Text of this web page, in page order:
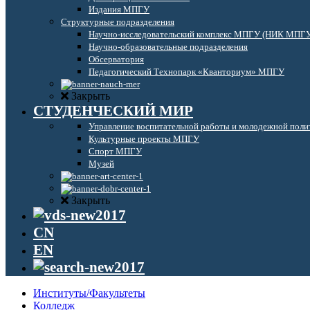
Издания МПГУ
Структурные подразделения
Научно-исследовательский комплекс МПГУ (НИК
Научно-образовательные подразделения
Обсерватория
Педагогический Технопарк «Кванториум» МПГУ
Закрыть
СТУДЕНЧЕСКИЙ МИР
Управление воспитательной работы и молодежной
Культурные проекты МПГУ
Спорт МПГУ
Музей
Закрыть
CN
EN
Институты/Факультеты
Колледж